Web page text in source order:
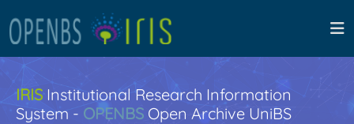
IRISInstitutional Research Information
System - OPENBS Open Archive UniBS